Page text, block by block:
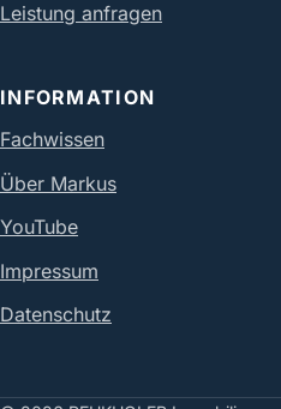
Leistung anfragen
INFORMATION
Fachwissen
Über Markus
YouTube
Impressum
Datenschutz